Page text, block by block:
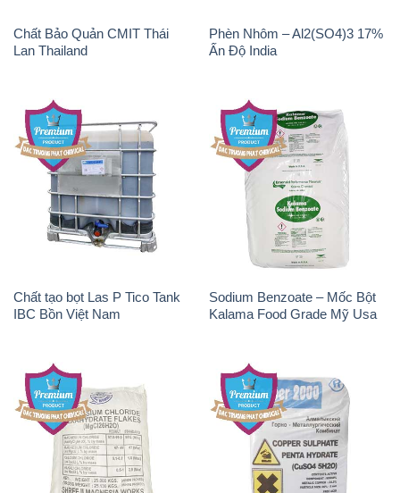
Chất Bảo Quản CMIT Thái
Lan Thailand
Phèn Nhôm – Al2(SO4)3 17%
Ấn Độ India
Chất tạo bọt Las P Tico Tank
IBC Bồn Việt Nam
Sodium Benzoate – Mốc Bột
Kalama Food Grade Mỹ Usa